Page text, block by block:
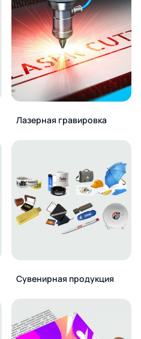
Лазерная гравировка
Сувенирная продукция